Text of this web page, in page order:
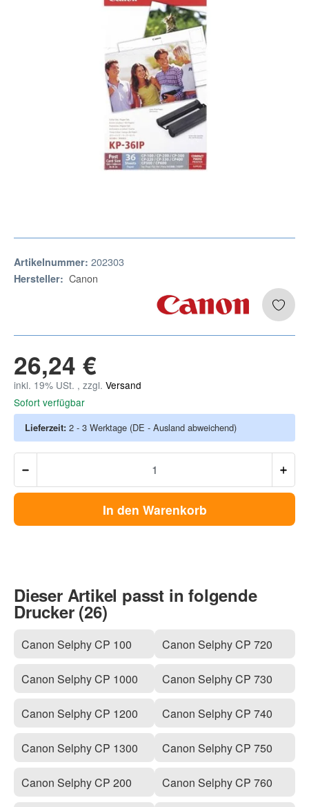
Artikelnummer: 202303
Hersteller: Canon
26,24 €
inkl. 19% USt. , zzgl. Versand
Sofort verfügbar
Lieferzeit: 2 - 3 Werktage (DE - Ausland abweichend)
In den Warenkorb
Dieser Artikel passt in folgende
Drucker (26)
Canon Selphy CP 100
Canon Selphy CP 1000
Canon Selphy CP 1200
Canon Selphy CP 1300
Canon Selphy CP 200
Canon Selphy CP 720
Canon Selphy CP 730
Canon Selphy CP 740
Canon Selphy CP 750
Canon Selphy CP 760